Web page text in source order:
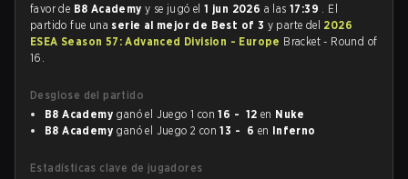
favor de B8 Academyy se jugó el1 jun 2026 a las17:39 . El
partido fue una serie al mejor de Best of 3 y parte del 2026
ESEA Season 57: Advanced Division - Europe Bracket - Round of
16.
Desglose del partido
B8 Academy ganó el Juego 1 con16 - 12 en Nuke
B8 Academy ganó el Juego 2 con13 - 6 en Inferno
Estadísticas clave de jugadores